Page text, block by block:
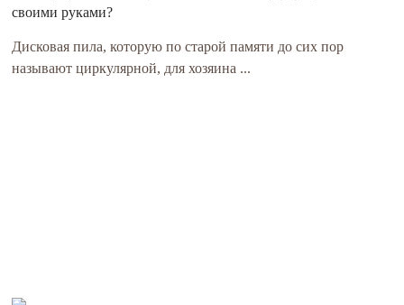
своими руками?
Дисковая пила, которую по старой памяти до сих пор
называют циркулярной, для хозяина ...